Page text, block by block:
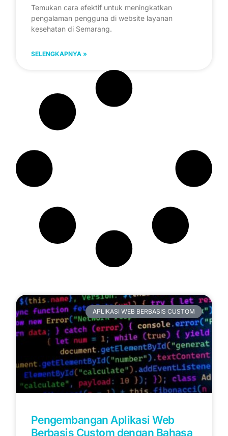
Temukan cara efektif untuk meningkatkan
pengalaman pengguna di website layanan
kesehatan di Semarang.
SELENGKAPNYA »
APLIKASI WEB BERBASIS CUSTOM
Pengembangan Aplikasi Web
Berbasis Custom dengan Bahasa